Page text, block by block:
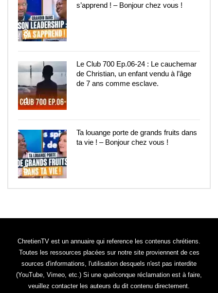
3
s’apprend ! – Bonjour chez vous !
4
Le Club 700 Ep.06-24 : Le cauchemar
de Christian, un enfant vendu à l’âge
de 7 ans comme esclave.
5
Ta louange porte de grands fruits dans
ta vie ! – Bonjour chez vous !
ChretienTV est un annuaire qui reference les contenus chrétiens.
Toutes les ressources placées sur notre site proviennent de ces
sources d'informations, l'utilisation desquels n'est pas interdite
(YouTube, Vimeo, etc.) Si une quelconque réclamation est à faire,
veuillez contacter les auteurs du dit contenu directement.